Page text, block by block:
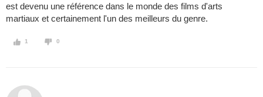
est devenu une référence dans le monde des films d'arts
martiaux et certainement l'un des meilleurs du genre.
1 0